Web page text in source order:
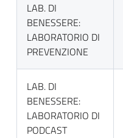
LAB. DI
BENESSERE:
LABORATORIO DI
PREVENZIONE
LAB. DI
BENESSERE:
LABORATORIO DI
PODCAST